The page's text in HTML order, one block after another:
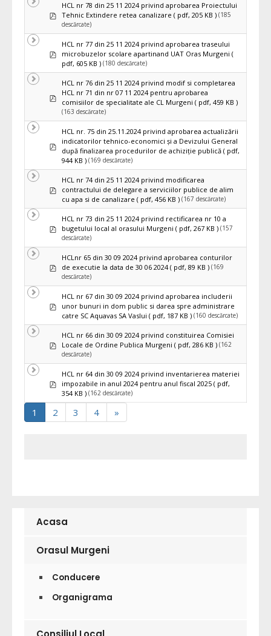
pdf
HCL nr 78 din 25 11 2024 privind aprobarea Proiectului
Tehnic Extindere retea canalizare ( pdf, 205 KB ) (185
descărcate)
pdf
HCL nr 77 din 25 11 2024 privind aprobarea traseului
microbuzelor scolare apartinand UAT Oras Murgeni (
pdf, 605 KB ) (180 descărcate)
pdf
HCL nr 76 din 25 11 2024 privind modif si completarea
HCL nr 71 din nr 07 11 2024 pentru aprobarea
comisiilor de specialitate ale CL Murgeni ( pdf, 459 KB )
(163 descărcate)
pdf
HCL nr. 75 din 25.11.2024 privind aprobarea actualizării
indicatorilor tehnico-economici și a Devizului General
după finalizarea procedurilor de achiziție publică ( pdf,
944 KB ) (169 descărcate)
pdf
HCL nr 74 din 25 11 2024 privind modificarea
contractului de delegare a serviciilor publice de alim
cu apa si de canalizare ( pdf, 456 KB ) (167 descărcate)
pdf
HCL nr 73 din 25 11 2024 privind rectificarea nr 10 a
bugetului local al orasului Murgeni ( pdf, 267 KB ) (157
descărcate)
pdf
HCLnr 65 din 30 09 2024 privind aprobarea conturilor
de executie la data de 30 06 2024 ( pdf, 89 KB ) (169
descărcate)
pdf
HCL nr 67 din 30 09 2024 privind aprobarea includerii
unor bunuri in dom public si darea spre administrare
catre SC Aquavas SA Vaslui ( pdf, 187 KB ) (160 descărcate)
pdf
HCL nr 66 din 30 09 2024 privind constituirea Comisiei
Locale de Ordine Publica Murgeni ( pdf, 286 KB ) (162
descărcate)
pdf
HCL nr 64 din 30 09 2024 privind inventarierea materiei
impozabile in anul 2024 pentru anul fiscal 2025 ( pdf,
354 KB ) (162 descărcate)
1 2 3 4 »
Acasa
Orasul Murgeni
Conducere
Organigrama